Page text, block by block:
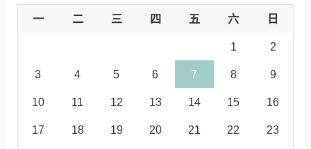
一 二 三 四 五 六 日
1 2
3 4 5 6 7 8 9
10 11 12 13 14 15 16
17 18 19 20 21 22 23